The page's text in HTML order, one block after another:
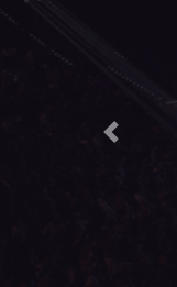
Previous